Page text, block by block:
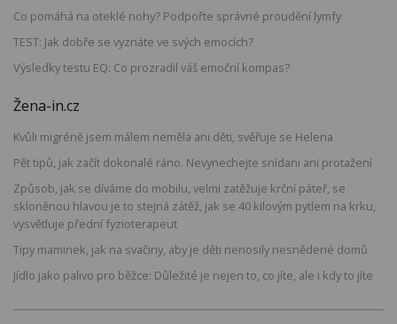
Co pomáhá na oteklé nohy? Podpořte správné proudění lymfy
TEST: Jak dobře se vyznáte ve svých emocích?
Výsledky testu EQ: Co prozradil váš emoční kompas?
Žena-in.cz
Kvůli migréně jsem málem neměla ani děti, svěřuje se Helena
Pět tipů, jak začít dokonalé ráno. Nevynechejte snídani ani protažení
Způsob, jak se díváme do mobilu, velmi zatěžuje krční páteř, se
skloněnou hlavou je to stejná zátěž, jak se 40 kilovým pytlem na krku,
vysvětluje přední fyzioterapeut
Tipy maminek, jak na svačiny, aby je děti nenosily nesnědené domů
Jídlo jako palivo pro běžce: Důležité je nejen to, co jíte, ale i kdy to jíte